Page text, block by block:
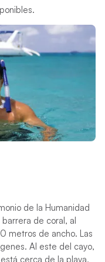
de la Humanidad
de coral, al
metros de ancho. Las
Al este del cayo,
cerca de la playa,